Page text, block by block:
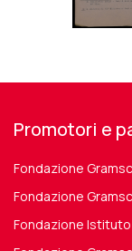
Promotori e
Fondazione
Fondazione
Fondazione